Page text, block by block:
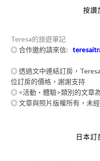
按讚
Teresa的旅遊筆記
◎ 合作邀約請來信:
◎ 透過文中連結訂房，
位訂房的價格，謝謝支持
◎ <活動‧體驗>類別的文章
◎ 文章與照片版權所有，未
日本訂